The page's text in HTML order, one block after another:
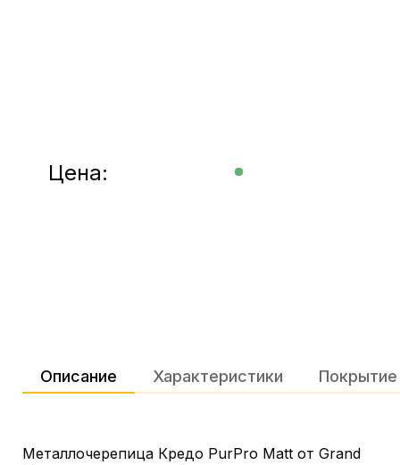
Цена:
Описание Характеристики Покрытие
Металлочерепица Кредо PurPro Matt от Grand